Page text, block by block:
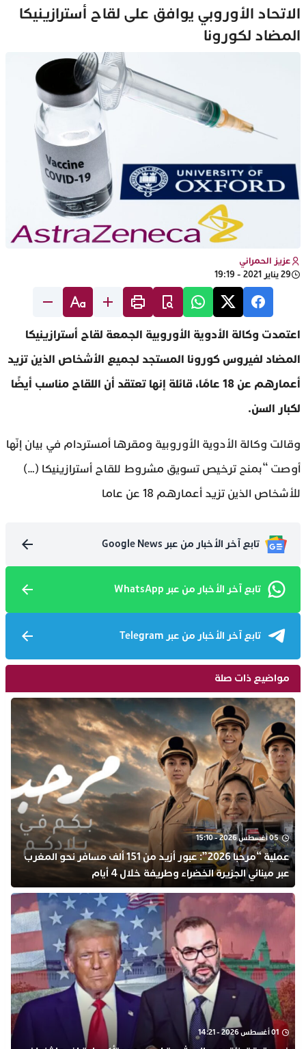
الاتحاد الأوروبي يوافق على لقاح أسترازينيكا
المضاد لكورونا
عزيز الحمراني
29 يناير 2021 - 19:19
اعتمدت وكالة الأدوية الأوروبية الجمعة لقاح أسترازينيكا
المضاد لفيروس كورونا المستجد لجميع الأشخاص الذين تزيد
أعمارهم عن 18 عامًا، قائلة إنها تعتقد أن اللقاح مناسب أيضًا
لكبار السن.
وقالت وكالة الأدوية الأوروبية ومقرها أمستردام في بيان إنّها
أوصت “بمنح ترخيص تسويق مشروط للقاح أسترازينيكا (…)
للأشخاص الذين تزيد أعمارهم 18 عن عاما
تابع آخر الأخبار من عبر Google News
تابع آخر الأخبار من عبر WhatsApp
تابع آخر الأخبار من عبر Telegram
مواضيع ذات صلة
05 أغسطس 2026 - 15:10
عملية “مرحبا 2026”: عبور أزيد من 151 ألف مسافر نحو المغرب
عبر مينائي الجزيرة الخضراء وطريفة خلال 4 أيام
01 أغسطس 2026 - 14:21